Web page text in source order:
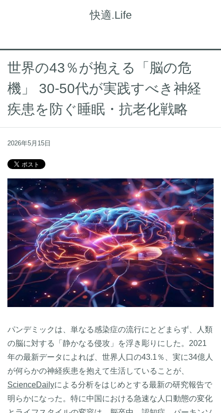
快適.Life
世界の43％が抱える「脳の危
機」 30-50代が実践すべき神経
疾患を防ぐ睡眠・抗老化戦略
2026年5月15日
パンデミックは、単なる感染症の流行にとどまらず、人類
の脳に対する「静かなる侵攻」を浮き彫りにした。2021
年の最新データによれば、世界人口の43.1％、実に34億人
が何らかの神経疾患を抱えて生活していることが、
ScienceDailyによる分析をはじめとする最新の研究報告で
明らかになった。特に中国における急速な人口動態の変化